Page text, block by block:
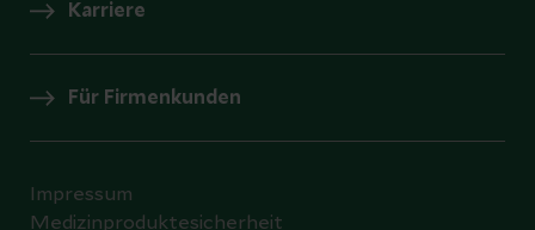
Karriere
Für Firmenkunden
Impressum
Medizinproduktesicherheit